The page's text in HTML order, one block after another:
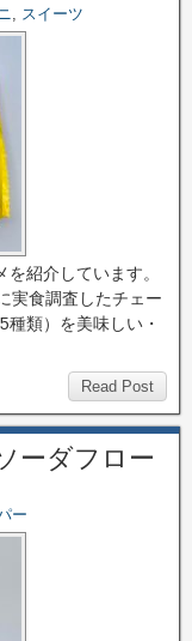
, スイーツ
紹介しています。
実食調査したチェー
類）を美味しい・
Read Post
ーダフロー
ー